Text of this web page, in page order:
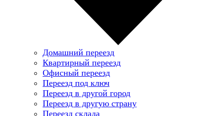
Домашний переезд
Квартирный переезд
Офисный переезд
Переезд под ключ
Переезд в другой город
Переезд в другую страну
Переезд склада